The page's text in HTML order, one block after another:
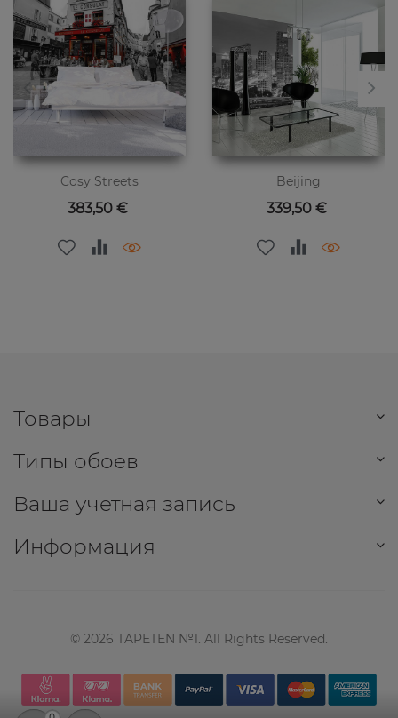
Cosy Streets
Цена
383,50 €
Beijing
Цена
339,50 €
Товары
Типы обоев
Ваша учетная запись
Информация
© 2026 TAPETEN №1. All Rights Reserved.